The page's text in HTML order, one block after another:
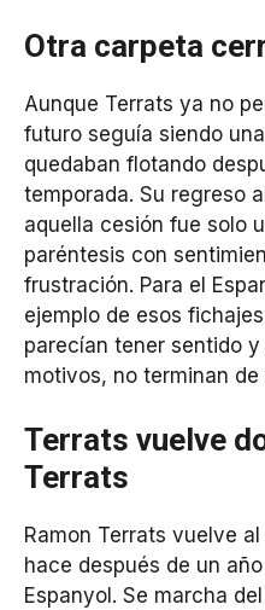
Otra carpeta
Aunque Terrats ya no
futuro seguía siendo
quedaban flotando
temporada. Su regreso
aquella cesión fue solo
paréntesis con
frustración. Para el
ejemplo de esos
parecían tener sentido
motivos, no terminan de
Terrats vuelve
Terrats
Ramon Terrats vuelve
hace después de un
Espanyol. Se marcha